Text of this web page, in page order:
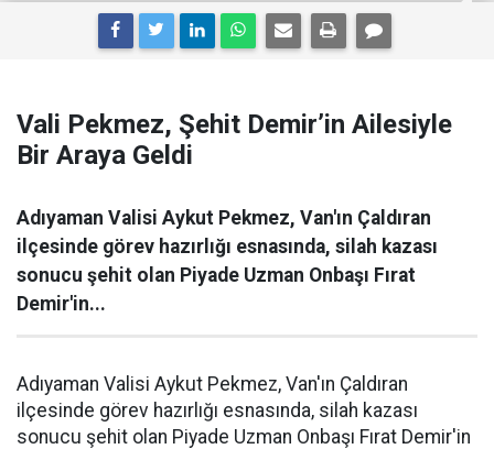
Vali Pekmez, Şehit Demir’in Ailesiyle
Bir Araya Geldi
Adıyaman Valisi Aykut Pekmez, Van'ın Çaldıran
ilçesinde görev hazırlığı esnasında, silah kazası
sonucu şehit olan Piyade Uzman Onbaşı Fırat
Demir'in...
Adıyaman Valisi Aykut Pekmez, Van'ın Çaldıran
ilçesinde görev hazırlığı esnasında, silah kazası
sonucu şehit olan Piyade Uzman Onbaşı Fırat Demir'in